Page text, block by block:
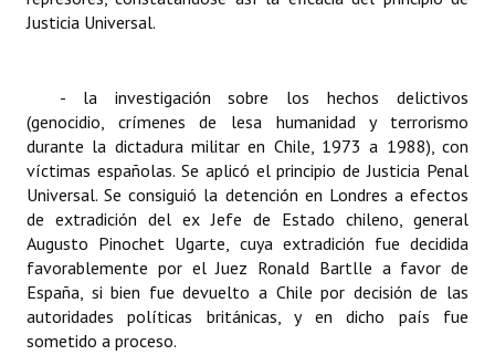
Justicia Universal.
- la investigación sobre los hechos delictivos
(genocidio, crímenes de lesa humanidad y terrorismo
durante la dictadura militar en Chile, 1973 a 1988), con
víctimas españolas. Se aplicó el principio de Justicia Penal
Universal. Se consiguió la detención en Londres a efectos
de extradición del ex Jefe de Estado chileno, general
Augusto Pinochet Ugarte, cuya extradición fue decidida
favorablemente por el Juez Ronald Bartlle a favor de
España, si bien fue devuelto a Chile por decisión de las
autoridades políticas británicas, y en dicho país fue
sometido a proceso.